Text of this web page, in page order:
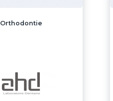
Orthodontie